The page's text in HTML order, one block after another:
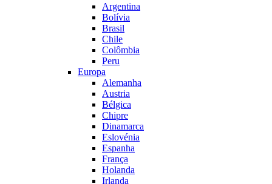
Argentina
Bolívia
Brasil
Chile
Colômbia
Peru
Europa
Alemanha
Austria
Bélgica
Chipre
Dinamarca
Eslovénia
Espanha
França
Holanda
Irlanda